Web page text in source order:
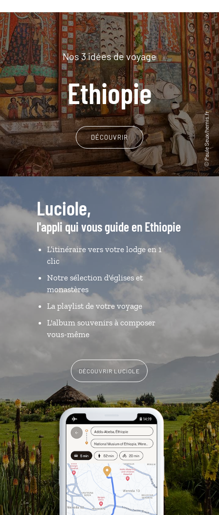
Nos 3 idées de voyage
Ethiopie
DÉCOUVRIR
Luciole,
l'appli qui vous guide en Ethiopie
L’itinéraire vers votre lodge en 1
clic
Notre sélection d'églises et
monastères
La playlist de votre voyage
L'album souvenirs à composer
vous-même
DÉCOUVRIR LUCIOLE